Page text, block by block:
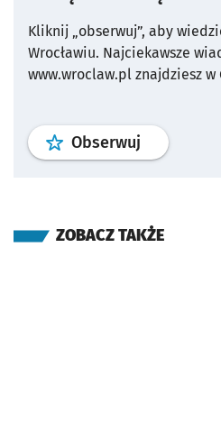
Kliknij „obserwuj”, aby
Wrocławiu. Najciekawsze
www.wroclaw.pl znajdziesz w
Obserwuj profil
ZOBACZ TAKŻE